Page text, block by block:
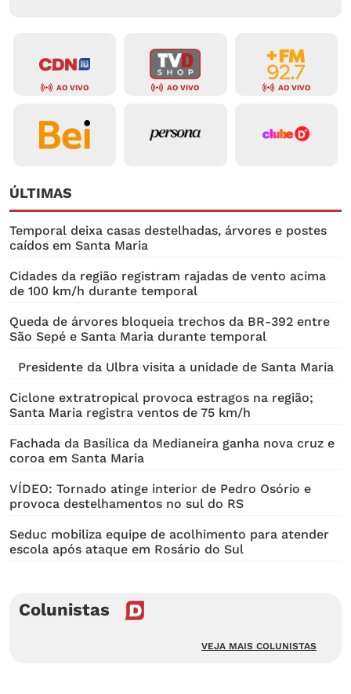
AO VIVO AO VIVO AO VIVO
ÚLTIMAS
Temporal deixa casas destelhadas, árvores e postes
caídos em Santa Maria
Cidades da região registram rajadas de vento acima
de 100 km/h durante temporal
Queda de árvores bloqueia trechos da BR-392 entre
São Sepé e Santa Maria durante temporal
Presidente da Ulbra visita a unidade de Santa Maria
Ciclone extratropical provoca estragos na região;
Santa Maria registra ventos de 75 km/h
Fachada da Basílica da Medianeira ganha nova cruz e
coroa em Santa Maria
VÍDEO: Tornado atinge interior de Pedro Osório e
provoca destelhamentos no sul do RS
Seduc mobiliza equipe de acolhimento para atender
escola após ataque em Rosário do Sul
Colunistas
VEJA MAIS COLUNISTAS